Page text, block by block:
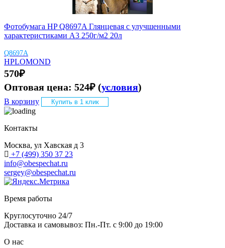
Фотобумага HP Q8697A Глянцевая с улучшенными
характеристиками A3 250г/м2 20л
Q8697A
HPLOMOND
570₽
Оптовая цена: 524₽ (условия)
В корзину Купить в 1 клик
Контакты
Москва, ул Хавская д 3
+7 (499) 350 37 23
info@obespechat.ru
sergey@obespechat.ru
Время работы
Круглосуточно 24/7
Доставка и самовывоз: Пн.-Пт. с 9:00 до 19:00
О нас